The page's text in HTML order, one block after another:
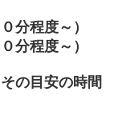
分程度～）
度～）
の目安の時間